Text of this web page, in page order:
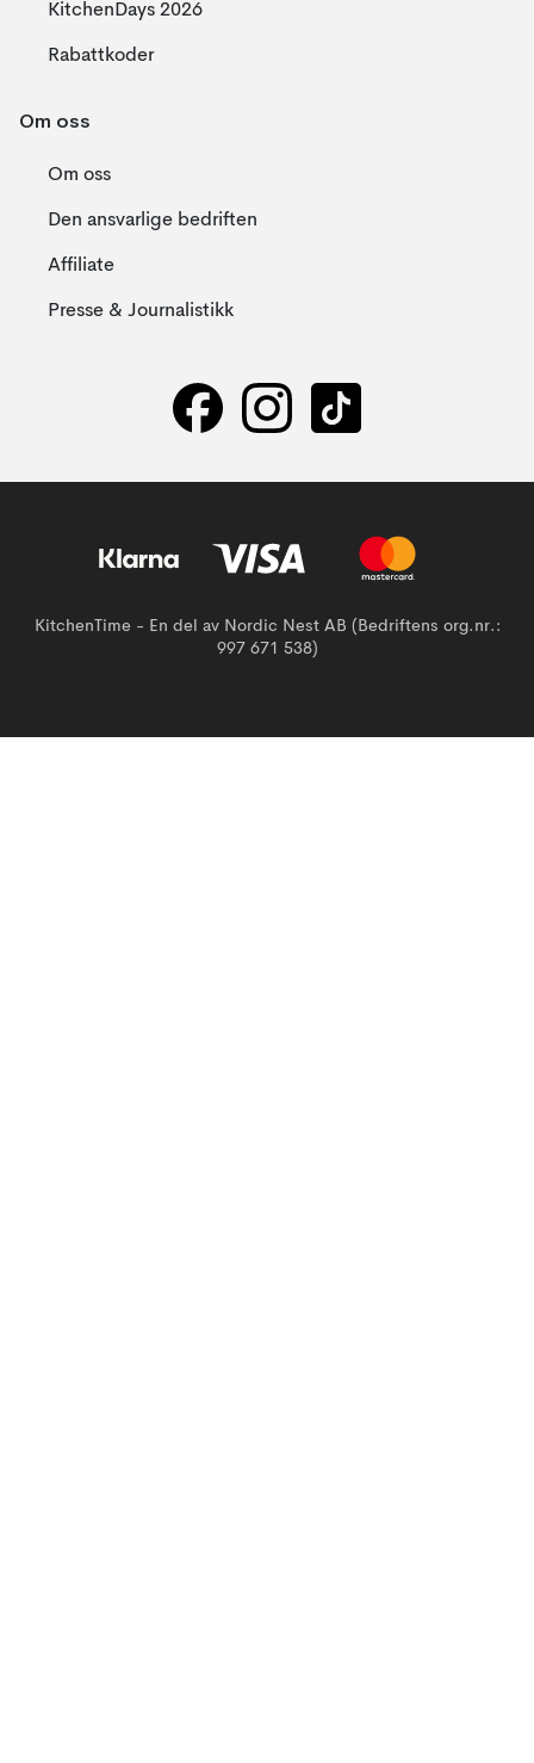
KitchenDays 2026
Rabattkoder
Om oss
Om oss
Den ansvarlige bedriften
Affiliate
Presse & Journalistikk
KitchenTime - En del av Nordic Nest AB (Bedriftens org.nr.:
997 671 538)